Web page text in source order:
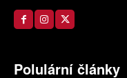
Polulární články